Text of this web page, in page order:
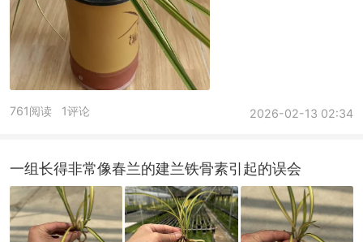
2026-02-13 02:34
761阅读 1评论
一组长得非常像春兰的建兰铁骨素引起的误会